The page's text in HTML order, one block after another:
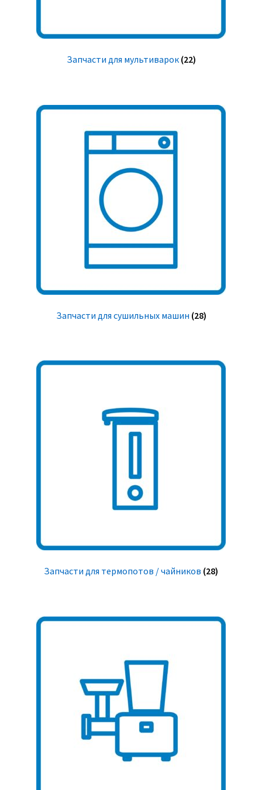
Запчасти для мультиварок (22)
Запчасти для сушильных машин (28)
Запчасти для термопотов / чайников (28)